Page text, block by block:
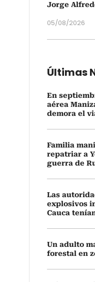
Jorge
05/08/2026
Últimas
En
aérea
demora el
Familia
repatriar a
guerra de
Las
explosivos
Cauca
Un adulto
forestal en